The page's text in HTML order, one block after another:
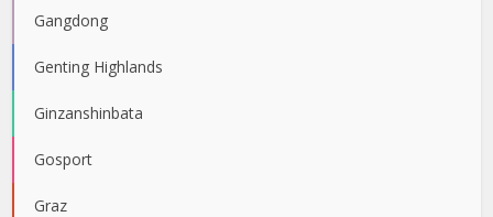
Gangdong
Genting Highlands
Ginzanshinbata
Gosport
Graz